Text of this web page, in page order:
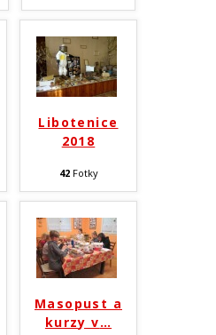
Libotenice
2018
42Fotky
Masopust a
kurzy v…